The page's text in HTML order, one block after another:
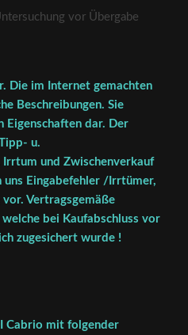
vor Übergabe
Die im Internet gemachten
Beschreibungen. Sie
Eigenschaften dar. Der
u.
und Zwischenverkauf
Eingabefehler /Irrtümer,
vor. Vertragsgemäße
bei Kaufabschluss vor
zugesichert wurde !
Cabrio mit folgender